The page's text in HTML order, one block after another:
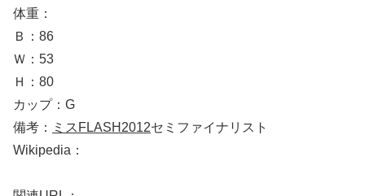
体重：
Ｂ：86
Ｗ：53
Ｈ：80
カップ：G
備考：
ミスFLASH2012セミファイナリスト
Wikipedia：